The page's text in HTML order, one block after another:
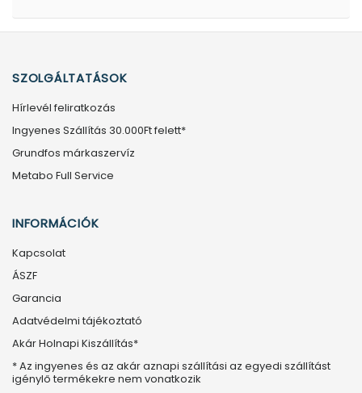
SZOLGÁLTATÁSOK
Hírlevél feliratkozás
Ingyenes Szállítás 30.000Ft felett*
Grundfos márkaszervíz
Metabo Full Service
INFORMÁCIÓK
Kapcsolat
ÁSZF
Garancia
Adatvédelmi tájékoztató
Akár Holnapi Kiszállítás*
* Az ingyenes és az akár aznapi szállítási az egyedi szállítást
igénylő termékekre nem vonatkozik